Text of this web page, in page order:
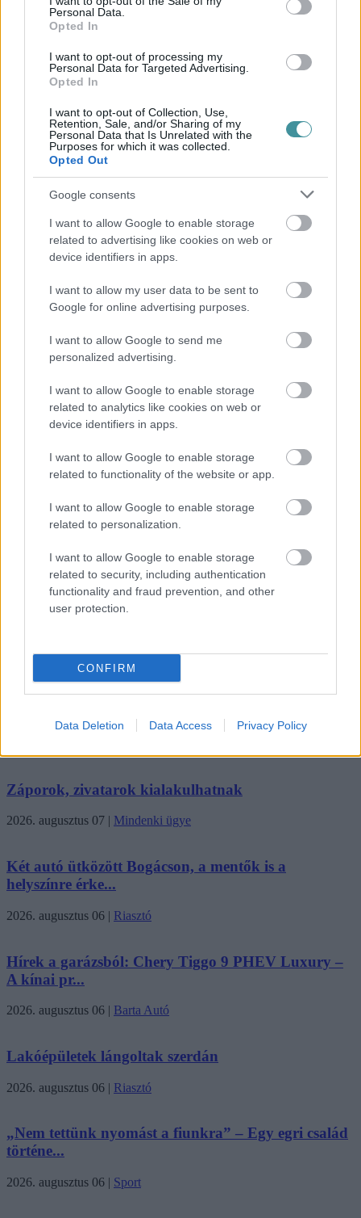
Personal Data.
Opted In
I want to opt-out of processing my
Personal Data for Targeted Advertising.
Opted In
I want to opt-out of Collection, Use,
Retention, Sale, and/or Sharing of my
Personal Data that Is Unrelated with the
Purposes for which it was collected.
Opted Out
Google consents
I want to allow Google to enable storage
related to advertising like cookies on web or
device identifiers in apps.
I want to allow my user data to be sent to
Google for online advertising purposes.
I want to allow Google to send me
personalized advertising.
I want to allow Google to enable storage
related to analytics like cookies on web or
device identifiers in apps.
I want to allow Google to enable storage
related to functionality of the website or app.
I want to allow Google to enable storage
related to personalization.
I want to allow Google to enable storage
related to security, including authentication
functionality and fraud prevention, and other
user protection.
CONFIRM
Data Deletion Data Access Privacy Policy
Ne maradjon le a legfrissebb hírekről, kövessen bennünket az
Vissza a főoldalra
Legfrissebb híreink
Több mint egy hónap is lehet, mire teljesen
újraindul a p...
2026. augusztus 07|Mindenki ügye
Tanulj németül otthonról: a digitális tanulás előnyei
2026. augusztus 07| Promóció
Újraindulnak a korábban leállított szolgáltatások az
2026. augusztus 07|Eger ügye
Tíz éve nem volt ilyen alacsony az infláció
Magyarországon
2026. augusztus 07|Mindenki ügye
Mindhárom ütemben dolgoznak a 25-ös főúton
Egerben
Halmentés Szarvaskőnél: őshonos és védett halakat
Záporok, zivatarok kialakulhatnak
2026. augusztus 07 | Mindenki ügye
Két autó ütközött Bogácson, a mentők is a
helyszínre érke...
2026. augusztus 06 | Riasztó
Hírek a garázsból: Chery Tiggo 9 PHEV Luxury –
A kínai pr...
2026. augusztus 06 | Barta Autó
Lakóépületek lángoltak szerdán
2026. augusztus 06 | Riasztó
„Nem tettünk nyomást a fiunkra” – Egy egri család
történe...
2026. augusztus 06 | Sport